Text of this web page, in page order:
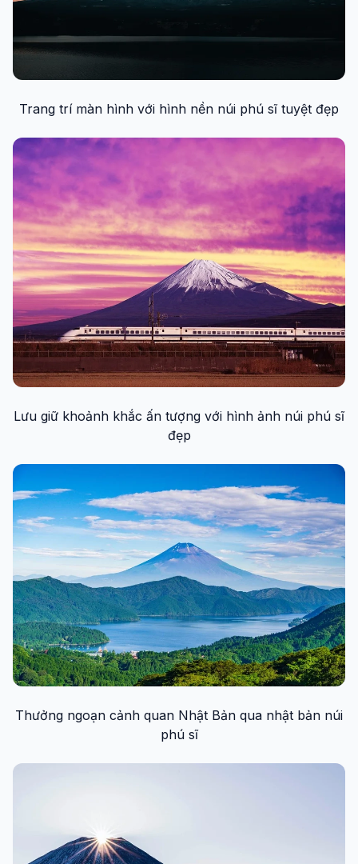
Trang trí màn hình với hình nền núi phú sĩ tuyệt đẹp
Lưu giữ khoảnh khắc ấn tượng với hình ảnh núi phú sĩ
đẹp
Thưởng ngoạn cảnh quan Nhật Bản qua nhật bản núi
phú sĩ